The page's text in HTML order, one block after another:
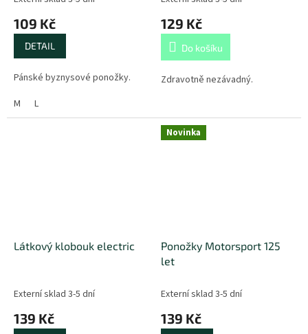
109 Kč
DETAIL
Pánské byznysové ponožky.
M
L
129 Kč
Do košíku
Zdravotně nezávadný.
Látkový klobouk electric
Externí sklad 3-5 dní
139 Kč
Novinka
Ponožky Motorsport 125
let
Externí sklad 3-5 dní
139 Kč